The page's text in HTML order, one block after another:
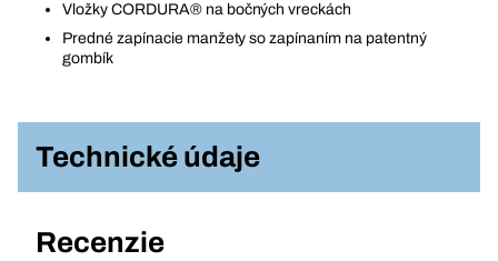
Vložky CORDURA® na bočných vreckách
Predné zapínacie manžety so zapínaním na patentný
gombík
Technické údaje
Recenzie